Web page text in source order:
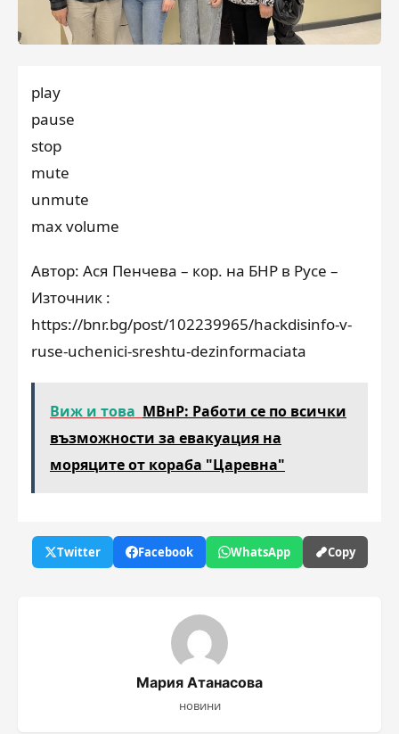
play
pause
stop
mute
unmute
max volume
Автор: Ася Пенчева – кор. на БНР в Русе –
Източник :
https://bnr.bg/post/102239965/hackdisinfo-v-
ruse-uchenici-sreshtu-dezinformaciata
Виж и това МВнР: Работи се по всички
възможности за евакуация на
моряците от кораба "Царевна"
Twitter Facebook WhatsApp Copy
Мария Атанасова
новини